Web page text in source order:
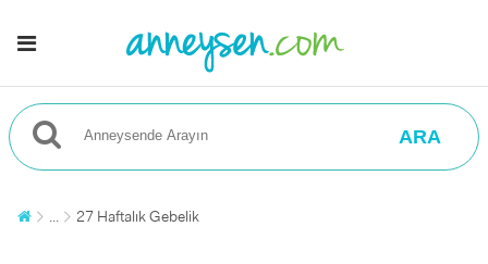
ARA
... 27 Haftalık Gebelik